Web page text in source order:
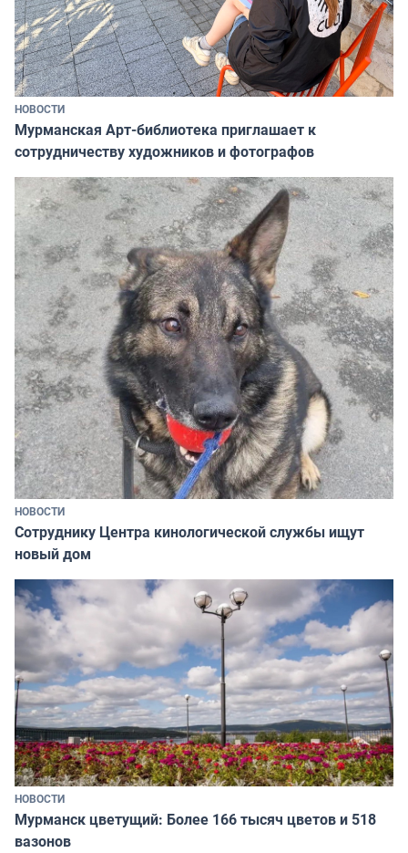
НОВОСТИ
Мурманская Арт-библиотека приглашает к
сотрудничеству художников и фотографов
НОВОСТИ
Сотруднику Центра кинологической службы ищут
новый дом
НОВОСТИ
Мурманск цветущий: Более 166 тысяч цветов и 518
вазонов